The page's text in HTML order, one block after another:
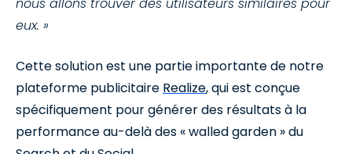
eux. »
Cette solution est une partie importante de notre
plateforme publicitaire Realize, qui est conçue
spécifiquement pour générer des résultats à la
performance au-delà des « walled garden » du